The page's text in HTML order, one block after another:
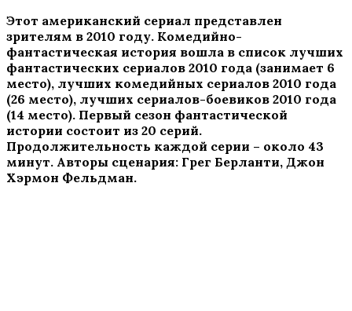
Этот американский сериал представлен
зрителям в 2010 году. Комедийно-
фантастическая история вошла в список лучших
фантастических сериалов 2010 года (занимает 6
место), лучших комедийных сериалов 2010 года
(26 место), лучших сериалов-боевиков 2010 года
(14 место). Первый сезон фантастической
истории состоит из 20 серий.
Продолжительность каждой серии – около 43
минут. Авторы сценария: Грег Берланти, Джон
Хэрмон Фельдман.